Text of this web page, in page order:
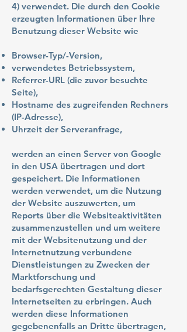
4) verwendet. Die durch den Cookie
erzeugten Informationen über Ihre
Benutzung dieser Website wie
Browser-Typ/-Version,
verwendetes Betriebssystem,
Referrer-URL (die zuvor besuchte
Seite),
Hostname des zugreifenden Rechners
(IP-Adresse),
Uhrzeit der Serveranfrage,
werden an einen Server von Google
in den USA übertragen und dort
gespeichert. Die Informationen
werden verwendet, um die Nutzung
der Website auszuwerten, um
Reports über die Websiteaktivitäten
zusammenzustellen und um weitere
mit der Websitenutzung und der
Internetnutzung verbundene
Dienstleistungen zu Zwecken der
Marktforschung und
bedarfsgerechten Gestaltung dieser
Internetseiten zu erbringen. Auch
werden diese Informationen
gegebenenfalls an Dritte übertragen,